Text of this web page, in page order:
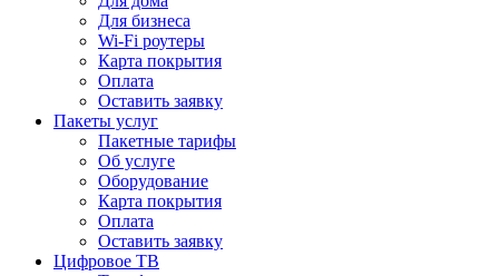
Для бизнеса
Wi-Fi роутеры
Карта покрытия
Оплата
Оставить заявку
Пакеты услуг
Пакетные тарифы
Об услуге
Оборудование
Карта покрытия
Оплата
Оставить заявку
Цифровое ТВ